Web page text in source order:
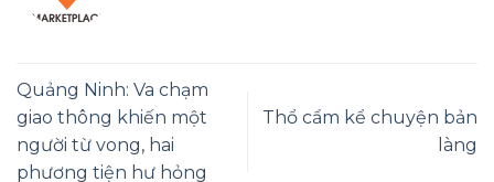
Quảng Ninh: Va chạm
giao thông khiến một
người từ vong, hai
phương tiện hư hỏng
Thổ cẩm kể chuyện bản
làng